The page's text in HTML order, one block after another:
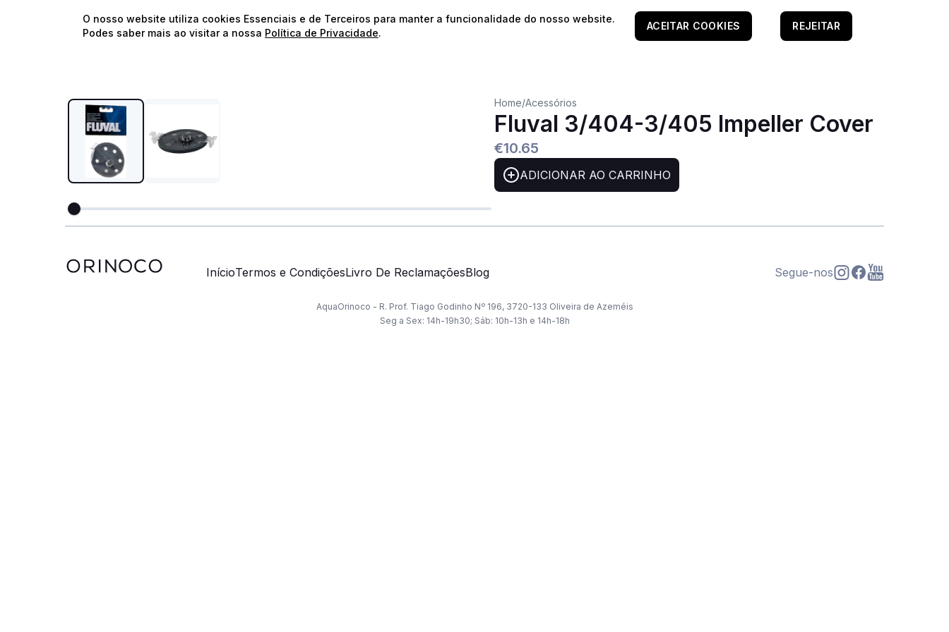
⭐️Envios Gratuitos para encomendas acima de 60€!*⭐️
Home/Acessórios
Fluval 3/404-3/405 Impeller Cover
€10.65
ADICIONAR AO CARRINHO
InícioTermos e CondiçõesLivro De ReclamaçõesBlog Segue-nos
AquaOrinoco - R. Prof. Tiago Godinho Nº 196, 3720-133 Oliveira de Azeméis
Seg a Sex: 14h-19h30; Sáb: 10h-13h e 14h-18h
O nosso website utiliza cookies Essenciais e de Terceiros para manter a funcionalidade do nosso website.
Podes saber mais ao visitar a nossa Política de Privacidade.
ACEITAR COOKIES REJEITAR